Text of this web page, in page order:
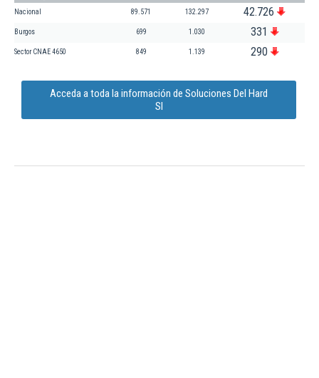
Nacional 89.571 132.297 42.726
Burgos 699 1.030 331
Sector CNAE 4650 849 1.139 290
Acceda a toda la información de Soluciones Del Hard
Sl